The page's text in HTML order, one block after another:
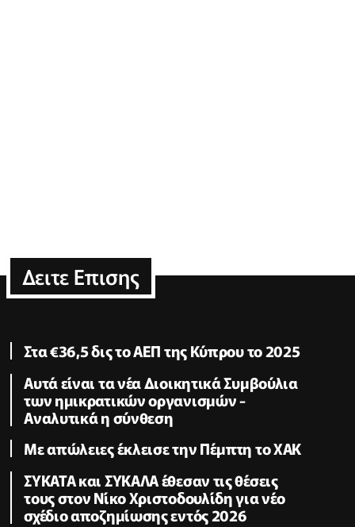
Δειτε Επισης
Στα €36,5 δις το ΑΕΠ της Κύπρου το 2025
Αυτά είναι τα νέα Διοικητικά Συμβούλια
των ημικρατικών οργανισμών -
Αναλυτικά η σύνθεση
Με απώλειες έκλεισε την Πέμπτη το ΧΑΚ
ΣΥΚΑΤΑ και ΣΥΚΑΛΑ έθεσαν τις θέσεις
τους στον Νίκο Χριστοδουλίδη για νέο
σχέδιο αποζημίωσης εντός 2026